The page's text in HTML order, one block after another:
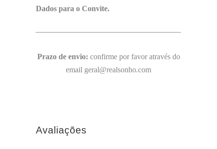
Dados para o Convite.
Prazo de envio: confirme por favor através do
email geral@realsonho.com
Avaliações